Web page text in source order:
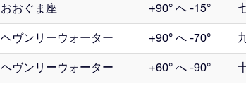
おおぐま座 +90° へ -15°
ヘヴンリーウォーター +90° へ -70°
ヘヴンリーウォーター +60° へ -90°